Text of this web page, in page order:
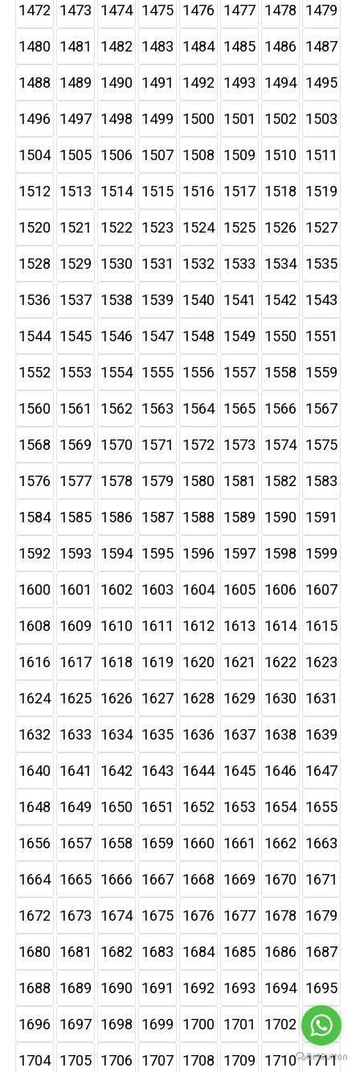
1472 1473 1474 1475 1476 1477 1478 1479
1480 1481 1482 1483 1484 1485 1486 1487
1488 1489 1490 1491 1492 1493 1494 1495
1496 1497 1498 1499 1500 1501 1502 1503
1504 1505 1506 1507 1508 1509 1510 1511
1512 1513 1514 1515 1516 1517 1518 1519
1520 1521 1522 1523 1524 1525 1526 1527
1528 1529 1530 1531 1532 1533 1534 1535
1536 1537 1538 1539 1540 1541 1542 1543
1544 1545 1546 1547 1548 1549 1550 1551
1552 1553 1554 1555 1556 1557 1558 1559
1560 1561 1562 1563 1564 1565 1566 1567
1568 1569 1570 1571 1572 1573 1574 1575
1576 1577 1578 1579 1580 1581 1582 1583
1584 1585 1586 1587 1588 1589 1590 1591
1592 1593 1594 1595 1596 1597 1598 1599
1600 1601 1602 1603 1604 1605 1606 1607
1608 1609 1610 1611 1612 1613 1614 1615
1616 1617 1618 1619 1620 1621 1622 1623
1624 1625 1626 1627 1628 1629 1630 1631
1632 1633 1634 1635 1636 1637 1638 1639
1640 1641 1642 1643 1644 1645 1646 1647
1648 1649 1650 1651 1652 1653 1654 1655
1656 1657 1658 1659 1660 1661 1662 1663
1664 1665 1666 1667 1668 1669 1670 1671
1672 1673 1674 1675 1676 1677 1678 1679
1680 1681 1682 1683 1684 1685 1686 1687
1688 1689 1690 1691 1692 1693 1694 1695
1696 1697 1698 1699 1700 1701 1702 1703
1704 1705 1706 1707 1708 1709 1710 1711